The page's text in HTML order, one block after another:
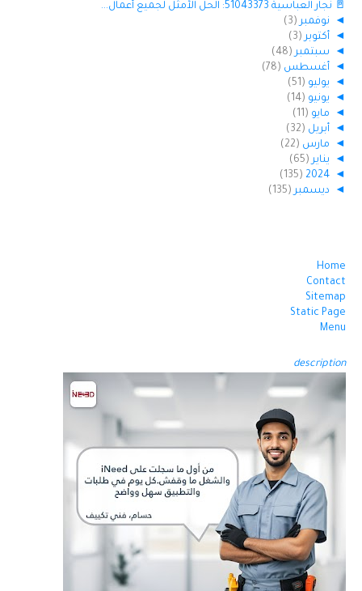
🚪 نجار العباسية 51043373: الحل الأمثل لجميع أعمال...
◄ نوفمبر (3)
◄ أكتوبر (3)
◄ سبتمبر (48)
◄ أغسطس (78)
◄ يوليو (51)
◄ يونيو (14)
◄ مايو (11)
◄ أبريل (32)
◄ مارس (22)
◄ يناير (65)
◄
2024
(135)
◄ ديسمبر (135)
Home
Contact
Sitemap
Static Page
Menu
description